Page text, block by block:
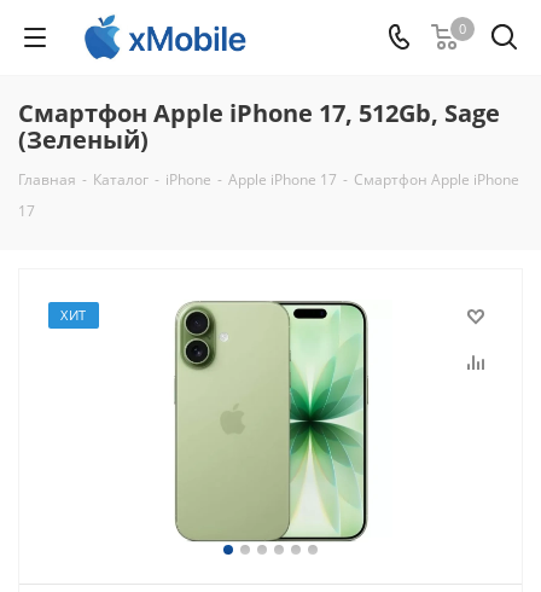
0
Смартфон Apple iPhone 17, 512Gb, Sage
(Зеленый)
Главная - Каталог - iPhone - Apple iPhone 17 - Смартфон Apple iPhone
17
ХИТ